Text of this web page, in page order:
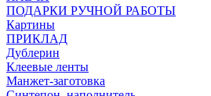
ПОДАРКИ РУЧНОЙ РАБОТЫ
Картины
ПРИКЛАД
Дублерин
Клеевые ленты
Манжет-заготовка